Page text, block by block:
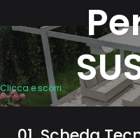
Pe
SU
Clicca e scorri